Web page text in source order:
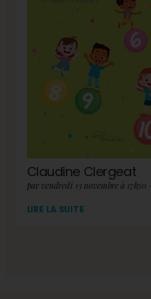
Claudine Clergeat
LIRE LA SUITE